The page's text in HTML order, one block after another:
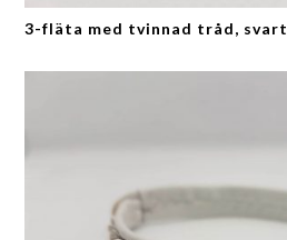
3-fläta med tvinnad tråd, svart